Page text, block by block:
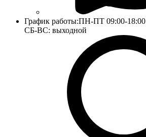
График работы:ПН-ПТ 09:00-18:00
СБ-ВС: выходной